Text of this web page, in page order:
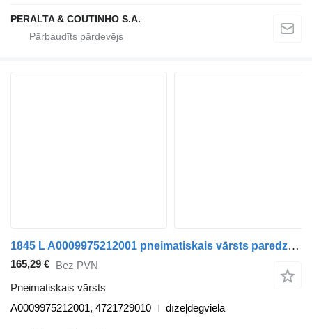
PERALTA & COUTINHO S.A.
1845 L A0009975212001 pneimatiskais vārsts paredzēts Mercedes-Benz ACTROS MP4 kravas automašīnas
165,29 € Bez PVN
Pneimatiskais vārsts
A0009975212001, 4721729010
dīzeļdegviela